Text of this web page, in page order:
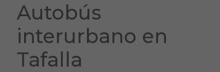
Autobús
interurbano en
Tafalla